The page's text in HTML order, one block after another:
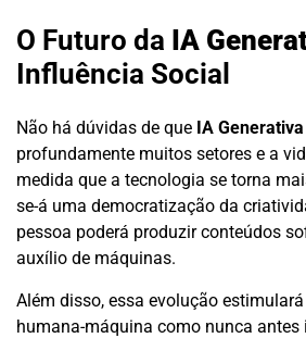
O Futuro da IA
Influência Social
Não há dúvidas de que IA
profundamente muitos setores e a
medida que a tecnologia se torna
se-á uma democratização da
pessoa poderá produzir conteúdos
auxílio de máquinas.
Além disso, essa evolução
humana-máquina como nunca